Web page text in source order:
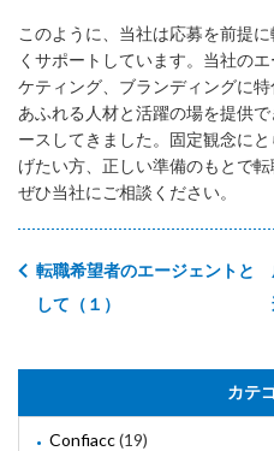
このように、当社は応募を前提
くサポートしています。当社の
ケティング、ブランディングに
あふれる人材と活躍の場を提供
ースしてきました。固定観念に
げたい方、正しい準備のもとで
ぜひ当社にご相談ください。
転職希望者のエージェントと
して（１）
カテ
Confiacc(19)